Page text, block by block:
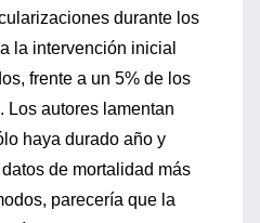
durante los
la intervención inicial
frente a un 5% de los
Los autores lamentan
haya durado año y
de mortalidad más
parecería que la